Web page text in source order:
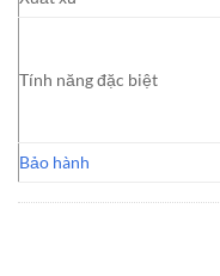
Tính năng đặc biệt
Bảo hành